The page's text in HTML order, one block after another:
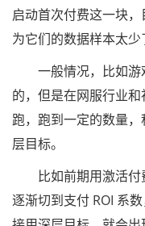
启动首次付费这一块
为它们的数据样本太少
一般情况，比如游
的，但是在网服行业
跑，跑到一定的数量
层目标。
比如前期用激活付
逐渐切到支付 ROI 系